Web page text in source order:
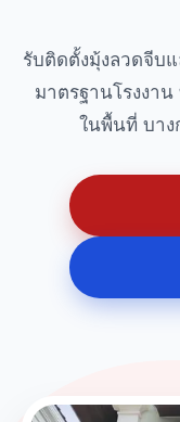
รับติดตั้งมุ้งลวดจีบ
มาตรฐานโรงงา
ในพื้นที่ บา